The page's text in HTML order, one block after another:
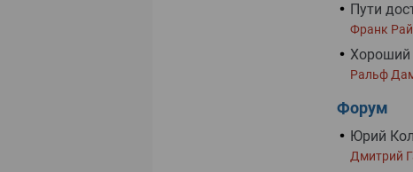
Пути
Франк
Хороший
Ральф
Форум
Юрий
Дмитрий